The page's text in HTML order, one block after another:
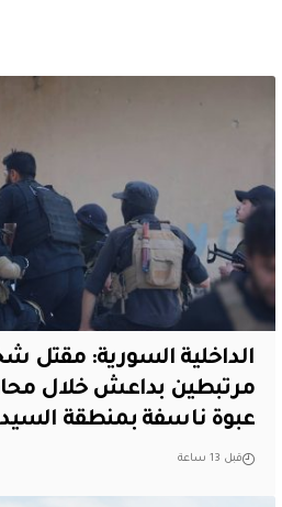
الداخلية السورية: مقتل
مرتبطين بداعش خلال
عبوة ناسفة بمنطقة
قبل 13 ساعة